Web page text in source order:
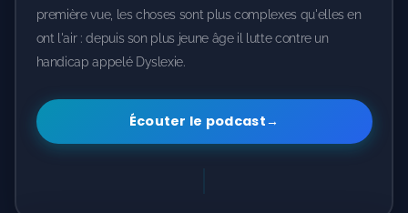
première vue, les choses sont plus complexes qu'elles en
ont l'air : depuis son plus jeune âge il lutte contre un
handicap appelé Dyslexie.
Écouter le podcast→